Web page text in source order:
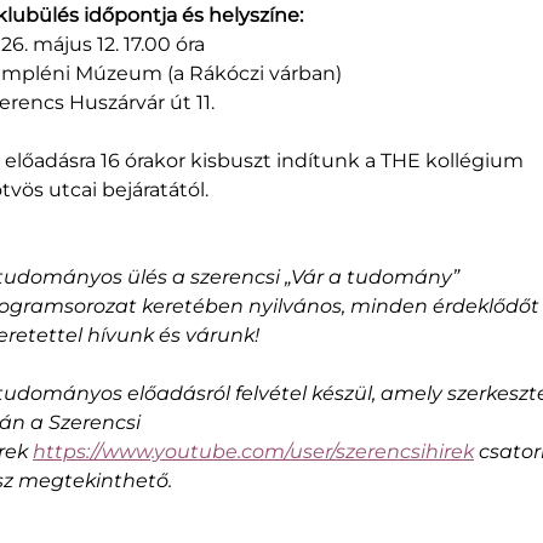
időpontja és helyszíne:
május 12. 17.00 óra
Múzeum (a Rákóczi várban)
Huszárvár út 11.
előadásra 16 órakor kisbuszt indítunk a THE kollégium
utcai bejáratától.
ülés a szerencsi „Vár a tudomány”
keretében nyilvános, minden érdeklődőt
hívunk és várunk!
előadásról felvétel készül, amely
a Szerencsi
https://www.youtube.com/user/szerencsihirek
megtekinthető.